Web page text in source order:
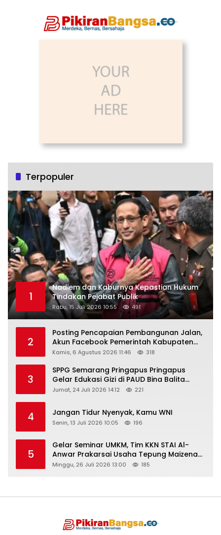
Terpopuler
1
Nadiem dan Kaburnya Kepastian Hukum
Tindakan Pejabat Publik
Rabu, 15 Juli 2026 10:55 491
2
Posting Pencapaian Pembangunan Jalan,
Akun Facebook Pemerintah Kabupaten
Rembang “Dirujak” Warganet
Kamis, 6 Agustus 2026 11:46 318
3
SPPG Semarang Pringapus Pringapus
Gelar Edukasi Gizi di PAUD Bina Balita
Peringati Hari Anak Nasional 2026
Jumat, 24 Juli 2026 14:12 221
4 Jangan Tidur Nyenyak, Kamu WNI
Senin, 13 Juli 2026 10:05 196
5
Gelar Seminar UMKM, Tim KKN STAI Al-
Anwar Prakarsai Usaha Tepung Maizena
di Logung
Minggu, 26 Juli 2026 13:00 185